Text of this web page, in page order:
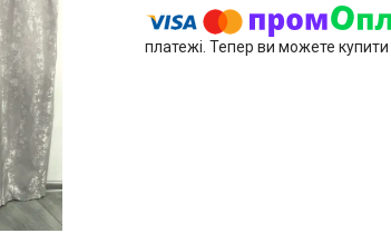
платежі. Тепер ви можете